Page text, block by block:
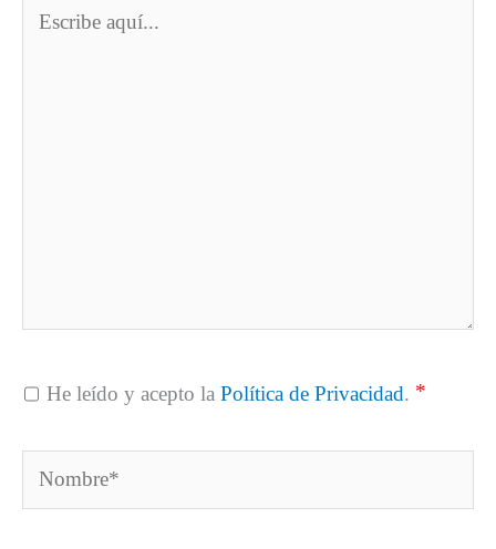
He leído y acepto la Política de Privacidad. *
Nombre*